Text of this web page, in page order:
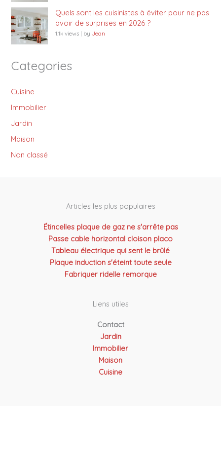
Quels sont les cuisinistes à éviter pour ne pas
avoir de surprises en 2026 ?
1.1k views | by Jean
Categories
Cuisine
Immobilier
Jardin
Maison
Non classé
Articles les plus populaires
Étincelles plaque de gaz ne s'arrête pas
Passe cable horizontal cloison placo
Tableau électrique qui sent le brûlé
Plaque induction s'éteint toute seule
Fabriquer ridelle remorque
Liens utiles
Contact
Jardin
Immobilier
Maison
Cuisine